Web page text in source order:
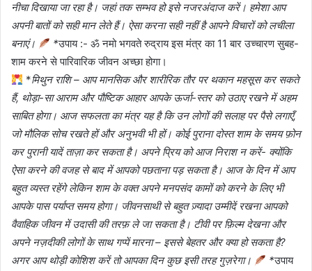
नीचा दिखाया जा रहा है। जहां तक सम्भव हो इसे नजरअंदाज करें। हमेशा आप
अपनी बातों को सही मान लेते हैं। ऐसा करना सही नहीं है आपने विचारों को लचीला
बनाएं।
*उपाय :- ॐ नमो भगवते रुद्राय इस मंत्र का 11 बार उच्चारण सुबह-
शाम करने से पारिवारिक जीवन अच्छा होगा।
*मिथुन राशि – आप मानसिक और शारीरिक तौर पर थकान महसूस कर सकते
हैं, थोड़ा-सा आराम और पौष्टिक आहार आपके ऊर्जा-स्तर को उठाए रखने में अहम
साबित होगा। आज सफलता का मंत्र यह है कि उन लोगों की सलाह पर पैसे लगाएँ,
जो मौलिक सोच रखते हों और अनुभवी भी हों। कोई पुराना दोस्त शाम के समय फ़ोन
कर पुरानी यादें ताज़ा कर सकता है। अपने प्रिय को आज निराश न करें- क्योंकि
ऐसा करने की वजह से बाद में आपको पछताना पड़ सकता है। आज के दिन में आप
बहुत व्यस्त रहेंगे लेकिन शाम के वक्त अपने मनपसंद कामों को करने के लिए भी
आपके पास पर्याप्त समय होगा। जीवनसाथी से बहुत ज़्यादा उम्मीदें रखना आपको
वैवाहिक जीवन में उदासी की तरफ़ ले जा सकता है। टीवी पर फ़िल्म देखना और
अपने नज़दीकी लोगों के साथ गप्पें मारना – इससे बेहतर और क्या हो सकता है?
अगर आप थोड़ी कोशिश करें तो आपका दिन कुछ इसी तरह गुज़रेगा।
*उपाय